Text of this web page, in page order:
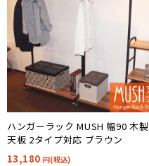
ハンガーラック MUSH 幅90 木製
天板 2タイプ対応 ブラウン
13,180 円(税込)